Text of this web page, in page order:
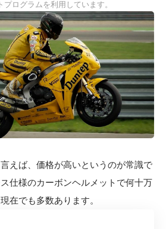
ログラムを利用しています。
えば、価格が高いというのが常識で
仕様のカーボンヘルメットで何十万
在でも多数あります。